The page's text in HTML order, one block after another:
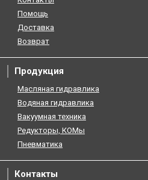
Помощь
Доставка
Возврат
Продукция
Масляная гидравлика
Водяная гидравлика
Вакуумная техника
Редукторы, КОМы
Пневматика
Контакты